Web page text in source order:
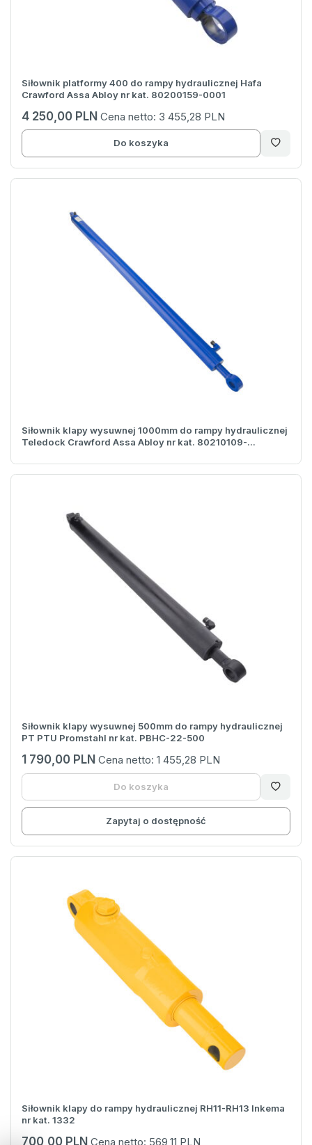
Siłownik platformy 400 do rampy hydraulicznej Hafa
Crawford Assa Abloy nr kat. 80200159-0001
4 250,00 PLN Cena netto: 3 455,28 PLN
Do koszyka
Siłownik klapy wysuwnej 1000mm do rampy hydraulicznej
Teledock Crawford Assa Abloy nr kat. 80210109-...
Siłownik klapy wysuwnej 500mm do rampy hydraulicznej
PT PTU Promstahl nr kat. PBHC-22-500
1 790,00 PLN Cena netto: 1 455,28 PLN
Do koszyka
Zapytaj o dostępność
Siłownik klapy do rampy hydraulicznej RH11-RH13 Inkema
nr kat. 1332
700,00 PLN Cena netto: 569,11 PLN